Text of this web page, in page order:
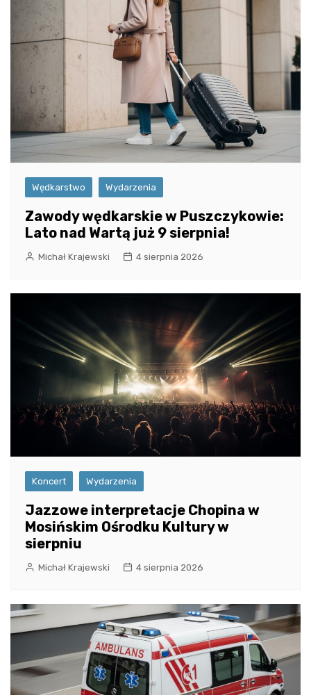
Wędkarstwo Wydarzenia
Zawody wędkarskie w Puszczykowie:
Lato nad Wartą już 9 sierpnia!
Michał Krajewski 4 sierpnia 2026
Koncert Wydarzenia
Jazzowe interpretacje Chopina w
Mosińskim Ośrodku Kultury w
sierpniu
Michał Krajewski 4 sierpnia 2026